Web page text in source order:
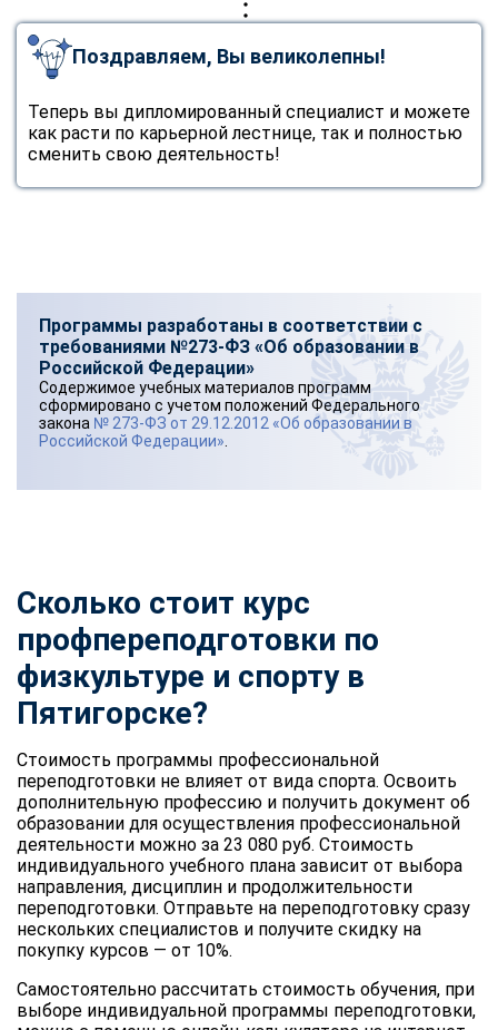
Поздравляем, Вы великолепны!
Теперь вы дипломированный специалист и можете
как расти по карьерной лестнице, так и полностью
сменить свою деятельность!
Программы разработаны в соответствии с
требованиями №273-ФЗ «Об образовании в
Российской Федерации»
Содержимое учебных материалов программ
сформировано с учетом положений Федерального
закона № 273-ФЗ от 29.12.2012 «Об образовании в
Российской Федерации»
Сколько стоит курс
профпереподготовки по
физкультуре и спортув
Пятигорске?
Стоимость программы профессиональной
переподготовки не влияет от вида спорта. Освоить
дополнительную профессию и получить документ об
образовании для осуществления профессиональной
деятельности можно за 23 080 руб. Стоимость
индивидуального учебного плана зависит от выбора
направления, дисциплин и продолжительности
переподготовки. Отправьте на переподготовку сразу
нескольких специалистов и получите скидку на
покупку курсов — от 10%.
Самостоятельно рассчитать стоимость обучения, при
выборе индивидуальной программы переподготовки,